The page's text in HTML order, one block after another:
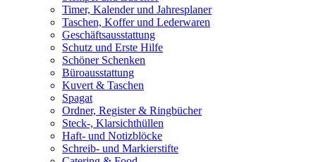
Timer, Kalender und Jahresplaner
Taschen, Koffer und Lederwaren
Geschäftsausstattung
Schutz und Erste Hilfe
Schöner Schenken
Büroausstattung
Kuvert & Taschen
Spagat
Ordner, Register & Ringbücher
Steck-, Klarsichthüllen
Haft- und Notizblöcke
Schreib- und Markierstifte